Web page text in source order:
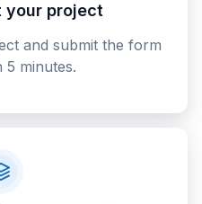
your project
and submit the form
5 minutes.